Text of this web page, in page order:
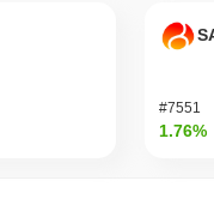
#7551
1.76%